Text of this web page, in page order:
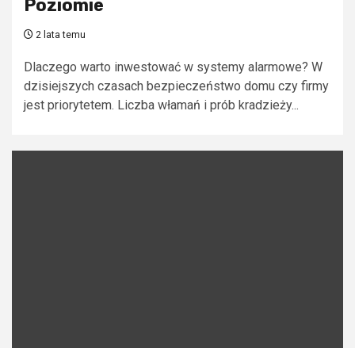
Poziomie
2 lata temu
Dlaczego warto inwestować w systemy alarmowe? W
dzisiejszych czasach bezpieczeństwo domu czy firmy
jest priorytetem. Liczba włamań i prób kradzieży...